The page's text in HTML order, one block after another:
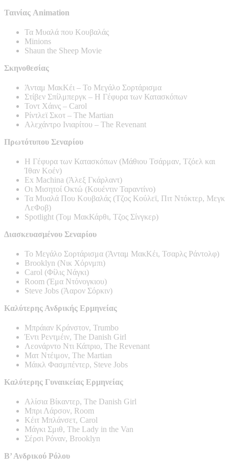
Ταινίας Animation
Τα Μυαλά που Κουβαλάς
Minions
Shaun the Sheep Movie
Σκηνοθεσίας
Άνταμ ΜακΚέι – Το Μεγάλο Σορτάρισμα
Στίβεν Σπίλμπεργκ – Η Γέφυρα των Κατασκόπων
Τοντ Χάινς – Carol
Ρίντλεϊ Σκοτ – The Martian
Αλεχάντρο Ινιαρίτου – The Revenant
Πρωτότυπου Σεναρίου
Η Γέφυρα των Κατασκόπων (Μάθιου Τσάρμαν, Τζόελ και
Ίθαν Κοέν)
Ex Machina (Άλεξ Γκάρλαντ)
Οι Μισητοί Οκτώ (Κουέντιν Ταραντίνο)
Τα Μυαλά Που Κουβαλάς (Τζος Κούλεϊ, Πιτ Ντόκτερ, Μεγκ
ΛεΦοβ)
Spotlight (Τομ ΜακΚάρθι, Τζος Σίνγκερ)
Διασκευασμένου Σεναρίου
Το Μεγάλο Σορτάρισμα (Άνταμ ΜακΚέι, Τσαρλς Ράντολφ)
Brooklyn (Νικ Χόρνμπι)
Carol (Φίλις Νάγκι)
Room (Έμα Ντόνογκιου)
Steve Jobs (Άαρον Σόρκιν)
Καλύτερης Ανδρικής Ερμηνείας
Μπράιαν Κράνστον, Trumbo
Έντι Ρεντμέιν, The Danish Girl
Λεονάρντο Ντι Κάπριο, The Revenant
Ματ Ντέιμον, The Martian
Μάικλ Φασμπέντερ, Steve Jobs
Καλύτερης Γυναικείας Ερμηνείας
Αλίσια Βίκαντερ, The Danish Girl
Μπρι Λάρσον, Room
Κέιτ Μπλάνσετ, Carol
Μάγκι Σμιθ, Τhe Lady in the Van
Σέρσι Ρόναν, Brooklyn
Β’ Ανδρικού Ρόλου